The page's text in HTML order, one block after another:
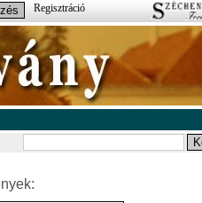
Regisztráció